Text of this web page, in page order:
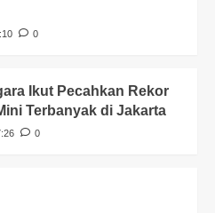
0
Ikut Pecahkan Rekor
Terbanyak di Jakarta
0